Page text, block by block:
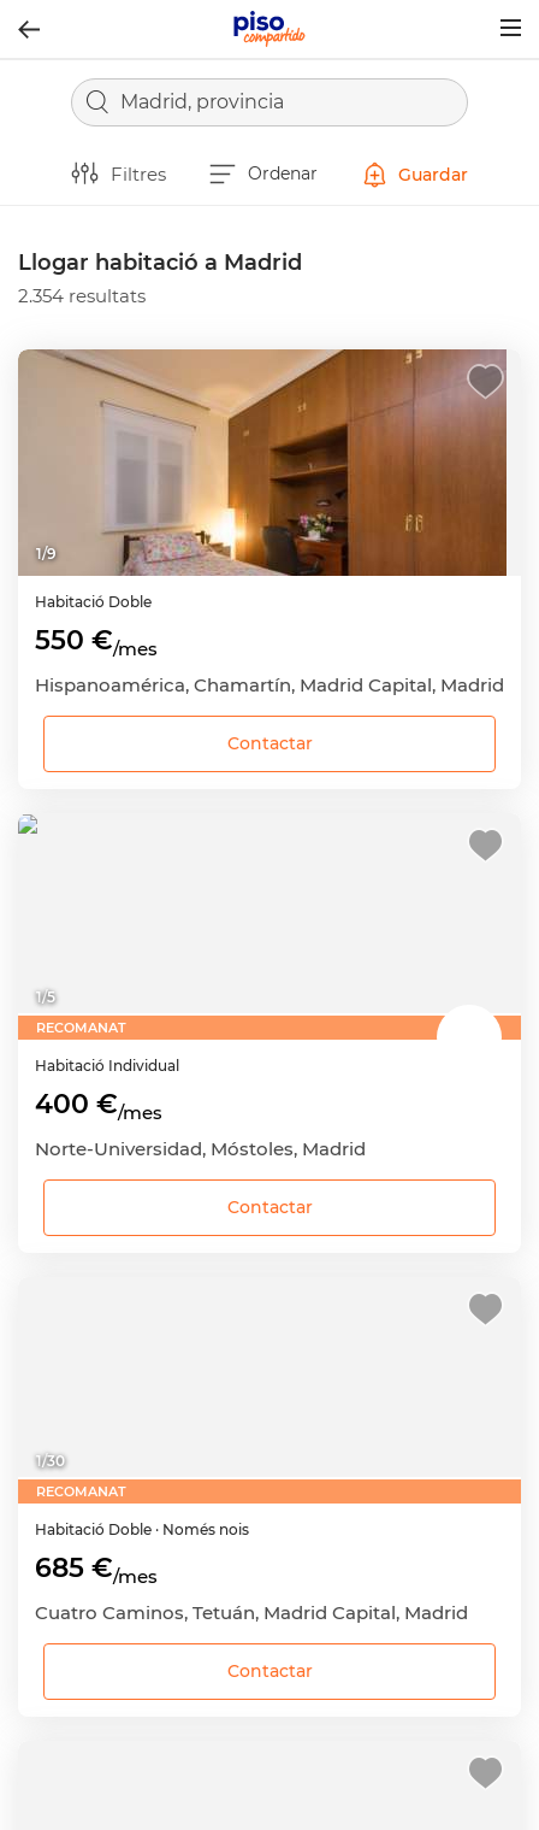
Madrid, provincia
Filtres Ordenar Guardar
Llogar habitació a Madrid
2.354 resultats
1/9
Habitació Doble
550 €/mes
Hispanoamérica, Chamartín, Madrid Capital, Madrid
Contactar
1/5
RECOMANAT
Habitació Individual
400 €/mes
Norte-Universidad, Móstoles, Madrid
Contactar
1/30
RECOMANAT
Habitació Doble · Només nois
685 €/mes
Cuatro Caminos, Tetuán, Madrid Capital, Madrid
Contactar